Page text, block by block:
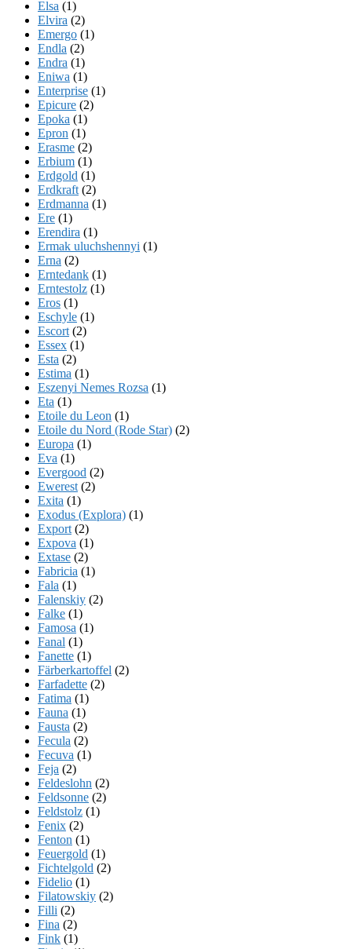
Elsa (1)
Elvira (2)
Emergo (1)
Endla (2)
Endra (1)
Eniwa (1)
Enterprise (1)
Epicure (2)
Epoka (1)
Epron (1)
Erasme (2)
Erbium (1)
Erdgold (1)
Erdkraft (2)
Erdmanna (1)
Ere (1)
Erendira (1)
Ermak uluchshennyi (1)
Erna (2)
Erntedank (1)
Erntestolz (1)
Eros (1)
Eschyle (1)
Escort (2)
Essex (1)
Esta (2)
Estima (1)
Eszenyi Nemes Rozsa (1)
Eta (1)
Etoile du Leon (1)
Etoile du Nord (Rode Star) (2)
Europa (1)
Eva (1)
Evergood (2)
Ewerest (2)
Exita (1)
Exodus (Explora) (1)
Export (2)
Expova (1)
Extase (2)
Fabricia (1)
Fala (1)
Falenskiy (2)
Falke (1)
Famosa (1)
Fanal (1)
Fanette (1)
Färberkartoffel (2)
Farfadette (2)
Fatima (1)
Fauna (1)
Fausta (2)
Fecula (2)
Fecuva (1)
Feja (2)
Feldeslohn (2)
Feldsonne (2)
Feldstolz (1)
Fenix (2)
Fenton (1)
Feuergold (1)
Fichtelgold (2)
Fidelio (1)
Filatowskiy (2)
Filli (2)
Fina (2)
Fink (1)